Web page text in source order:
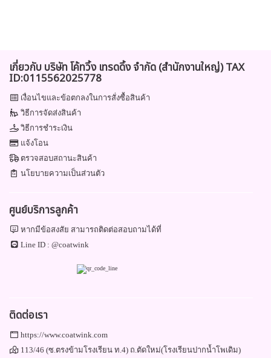
เกี่ยวกับ บริษัท โค้ทวิ้ง เทรดดิ้ง จำกัด (สำนักงานใหญ่) TAX
ID:0115562025778
เงื่อนไขและข้อตกลงในการสั่งซื้อสินค้า
วิธีการจัดส่งสินค้า
วิธีการชำระเงิน
แจ้งโอน
ตรวจสอบสถานะสินค้า
นโยบายความเป็นส่วนตัว
ศูนย์บริการลูกค้า
หากมีข้อสงสัย สามารถติดต่อสอบถามได้ที่
Line ID :@coatwink
ติดต่อเรา
https://www.coatwink.com
113/46 (ซ.ตรงข้ามโรงเรียน ท.4) ถ.ตัดใหม่(โรงเรียนปากน้ำโพเดิม)